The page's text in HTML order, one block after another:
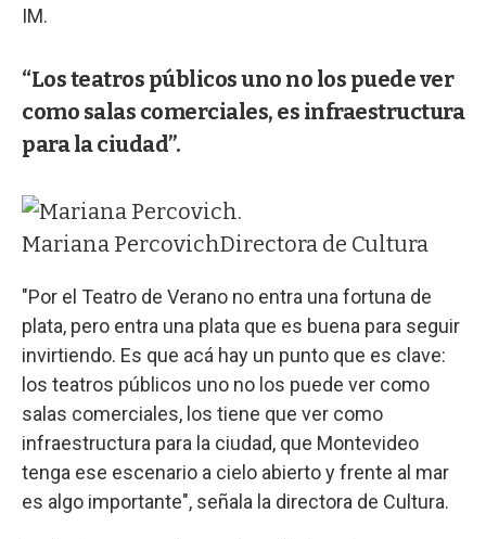
IM.
“Los teatros públicos uno no los puede ver
como salas comerciales, es infraestructura
para la ciudad”.
Mariana PercovichDirectora de Cultura
"Por el Teatro de Verano no entra una fortuna de
plata, pero entra una plata que es buena para seguir
invirtiendo. Es que acá hay un punto que es clave:
los teatros públicos uno no los puede ver como
salas comerciales, los tiene que ver como
infraestructura para la ciudad, que Montevideo
tenga ese escenario a cielo abierto y frente al mar
es algo importante", señala la directora de Cultura.